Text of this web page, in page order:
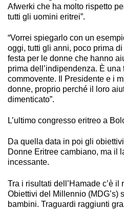
Afwerki che ha molto rispetto
tutti gli uomini eritrei”.
“Vorrei spiegarlo con un
oggi, tutti gli anni, poco prima
festa per le donne che hanno
prima dell’indipendenza. È
commovente. Il Presidente e i
donne, proprio perché il loro
dimenticato”.
L’ultimo congresso eritreo a
Da quella data in poi gli
Donne Eritree cambiano, ma il
incessante.
Tra i risultati dell’Hamade c’è
Obiettivi del Millennio (MDG’s)
bambini. Traguardi raggiunti